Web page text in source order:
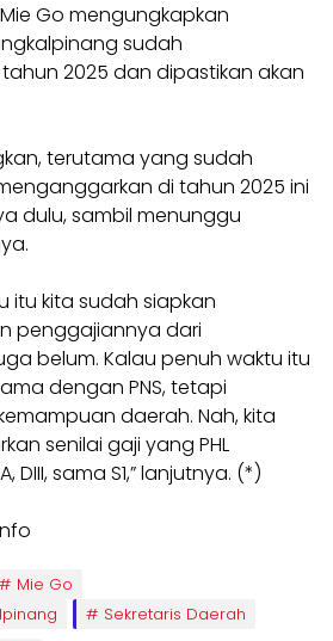
Go mengungkapkan
sudah
2025 dan dipastikan akan
terutama yang sudah
di tahun 2025 ini
dulu, sambil menunggu
itu kita sudah siapkan
penggajiannya dari
belum. Kalau penuh waktu itu
dengan PNS, tetapi
daerah. Nah, kita
senilai gaji yang PHL
DIII, sama S1,” lanjutnya. (*)
Mie Go
Sekretaris Daerah